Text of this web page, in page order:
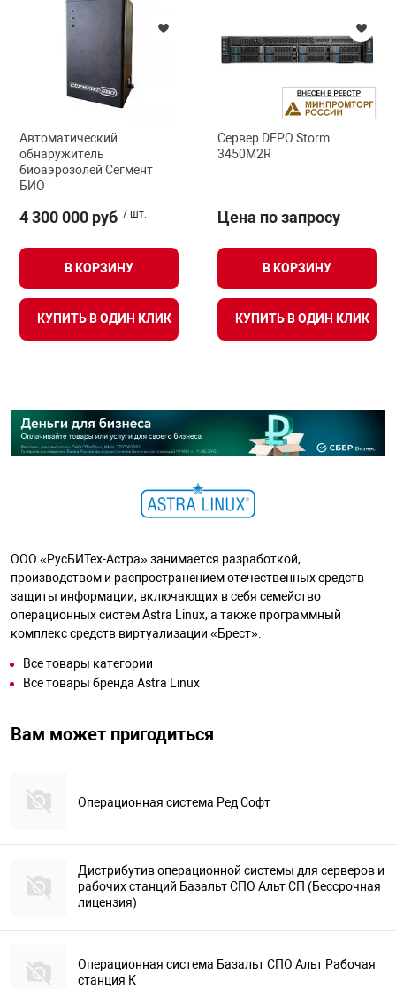
Автоматический
обнаружитель
биоаэрозолей Сегмент
БИО
4 300 000 руб / шт.
В КОРЗИНУ
КУПИТЬ В ОДИН КЛИК
Сервер DEPO Storm
3450M2R
Цена по запросу
В КОРЗИНУ
КУПИТЬ В ОДИН КЛИК
ООО «РусБИТех-Астра» занимается разработкой,
производством и распространением отечественных средств
защиты информации, включающих в себя семейство
операционных систем Astra Linux, а также программный
комплекс средств виртуализации «Брест».
Все товары категории
Все товары бренда Astra Linux
Вам может пригодиться
Операционная система Ред Софт
Дистрибутив операционной системы для серверов и
рабочих станций Базальт СПО Альт СП (Бессрочная
лицензия)
Операционная система Базальт СПО Альт Рабочая
станция К